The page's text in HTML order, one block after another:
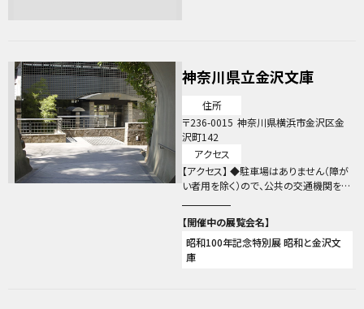
神奈川県立金沢文庫
住所
236-0015 神奈川県横浜市金沢区金
沢町142
アクセス
【アクセス】 ◆駐車場はありません（障が
い者用を除く）ので、公共の交通機関をご
口より徒歩約12分（快特で品川駅より33
分、横浜駅より16分） ◆シーサイドライン
「海の公園南口駅」より徒歩約10分 ◆原
付・自転車用の駐輪場（無料、屋外5台
昭和100年記念特別展 昭和と金沢文
庫